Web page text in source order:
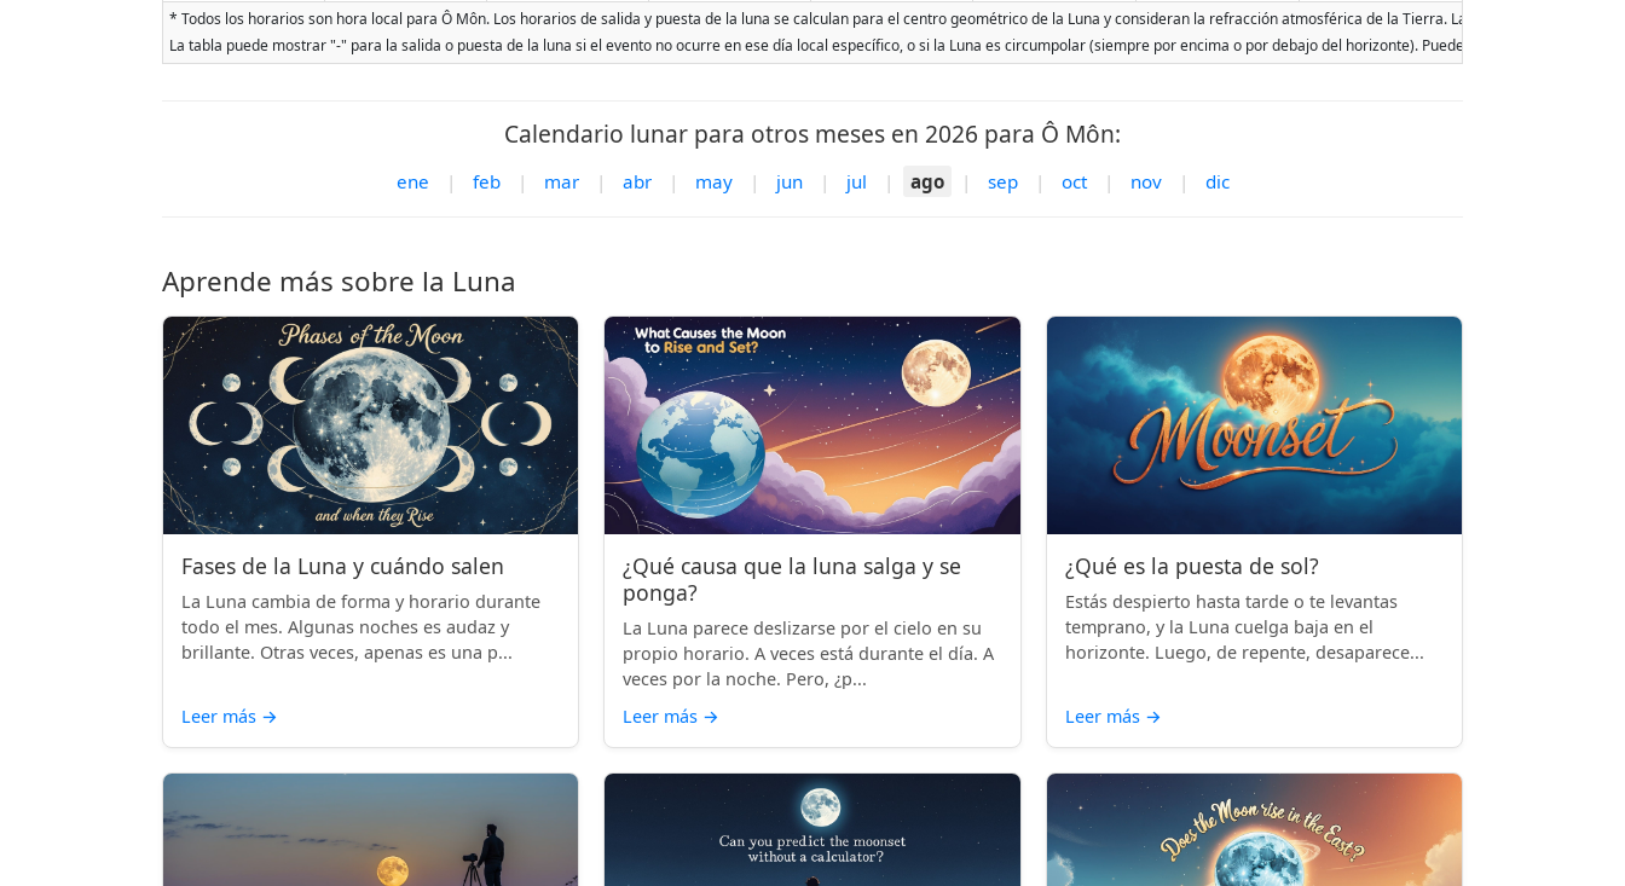
* Todos los horarios son hora local para Ô Môn. Los horarios de salida y puesta de la luna se calculan para el centro geométrico de la Luna y consideran la refracción atmosférica de la Tierra. Las fechas se basan
La tabla puede mostrar "-" para la salida o puesta de la luna si el evento no ocurre en ese día local específico, o si la Luna es circumpolar (siempre por encima o por debajo del horizonte). Pueden ocurrir dos salidas
Calendario lunar para otros meses en 2026 para Ô Môn:
ene | feb | mar | abr | may | jun | jul | ago | sep | oct | nov | dic
Aprende más sobre la Luna
Fases de la Luna y cuándo salen
La Luna cambia de forma y horario durante
todo el mes. Algunas noches es audaz y
brillante. Otras veces, apenas es una p...
Leer más →
¿Qué causa que la luna salga y se
ponga?
La Luna parece deslizarse por el cielo en su
propio horario. A veces está durante el día. A
veces por la noche. Pero, ¿p...
Leer más →
¿Qué es la puesta de sol?
Estás despierto hasta tarde o te levantas
temprano, y la Luna cuelga baja en el
horizonte. Luego, de repente, desaparece...
Leer más →